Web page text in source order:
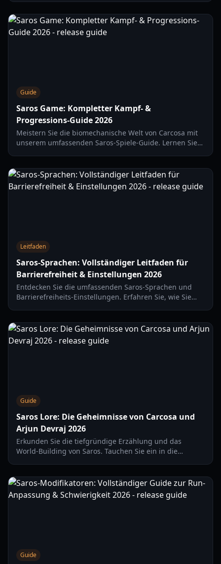
Guide
Saros Game: Kompletter Kampf- &
Progressions-Guide 2026
Meistern Sie die biomechanische Welt von Carcosa mit
unserem umfassenden Saros-Spiele-Guide. Lernen Sie
Leitfaden
Saros-Sprachen: Vollständiger Leitfaden für
Barrierefreiheit & Einstellungen 2026
Entdecken Sie die umfassenden Saros-Sprachen und
Barrierefreiheits-Einstellungen. Erfahren Sie, wie Sie
Guide
Saros Lore: Die Geheimnisse von Carcosa und
Arjun Devraj 2026
Erkunden Sie die tiefgründige Erzählung und das
World-Building von Saros. Tauchen Sie ein in die
Guide